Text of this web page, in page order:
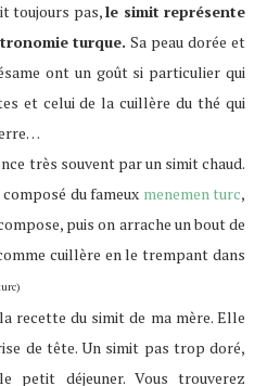
toujours pas,le simit représente
turque. Sa peau dorée et
ont un goût si particulier qui
et celui de la cuillère du thé qui
très souvent par un simit chaud.
du fameux menemen turc,
puis on arrache un bout de
cuillère en le trempant dans
recette du simit de ma mère. Elle
de tête. Un simit pas trop doré,
petit déjeuner. Vous trouverez